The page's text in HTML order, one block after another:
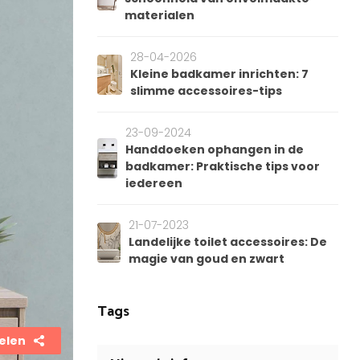
materialen
28-04-2026
Kleine badkamer inrichten: 7
slimme accessoires-tips
23-09-2024
Handdoeken ophangen in de
badkamer: Praktische tips voor
iedereen
21-07-2023
Landelijke toilet accessoires: De
magie van goud en zwart
Tags